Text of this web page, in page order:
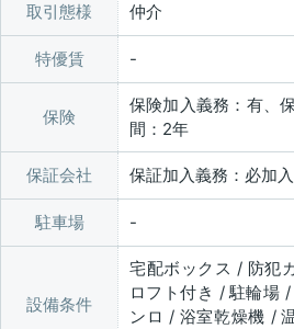
取引態様 仲介
特優賃
保険
保険加入義務：有、
間：2年
保証会社 保証加入義務：必加
駐車場
設備条件
宅配ボックス / 防犯
ロフト付き / 駐輪場
ンロ / 浴室乾燥機 /